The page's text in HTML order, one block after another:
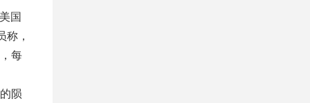
国
，
每
陨